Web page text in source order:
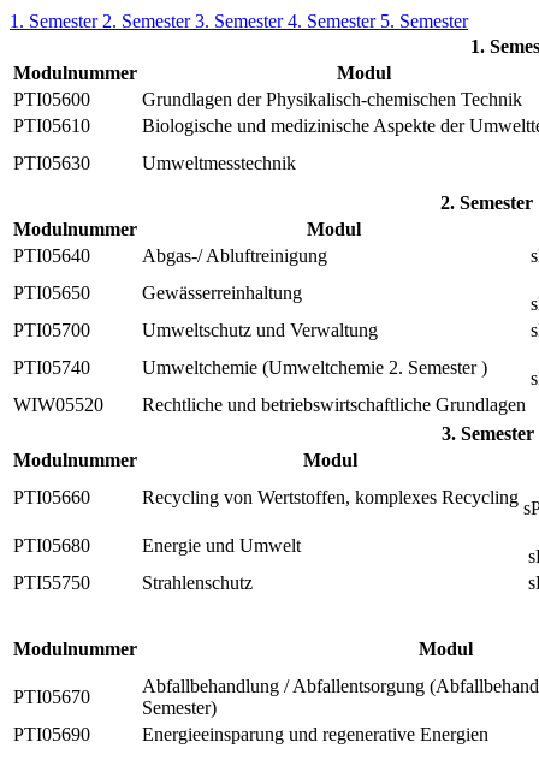
1. Semester 2. Semester3. Semester4. Semester 5. Semester
1.
Modulnummer
Modul
PTI05600
Grundlagen der Physikalisch-chemischen Technik
PTI05610
Biologische und medizinische Aspekte der
PTI05630
Umweltmesstechnik
2. Semester
Modulnummer
Modul
PTI05640
Abgas-/ Abluftreinigung
PTI05650
Gewässerreinhaltung
PTI05700
Umweltschutz und Verwaltung
PTI05740
Umweltchemie (Umweltchemie 2. Semester )
WIW05520
Rechtliche und betriebswirtschaftliche Grundlagen
3. Semester
Modulnummer
Modul
PTI05660
Recycling von Wertstoffen, komplexes Recycling
PTI05680
Energie und Umwelt
PTI55750
Strahlenschutz
Modulnummer Modul
PTI05670
Abfallbehandlung / Abfallentsorgung
Semester)
PTI05690
Energieeinsparung und regenerative Energien